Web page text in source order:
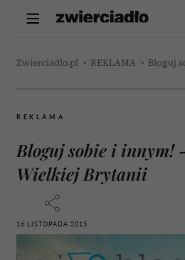
Zwierciadlo.pl > REKLAMA > Bloguj
REKLAMA
Bloguj sobie i innym!
Wielkiej Brytanii
16 LISTOPADA 2015